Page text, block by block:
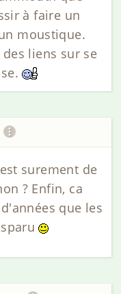
à faire un
moustique.
liens sur se
surement de
? Enfin, ca
que les